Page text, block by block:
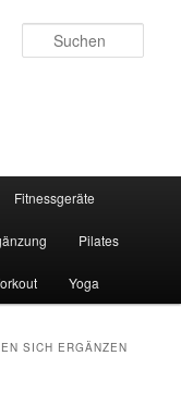
Fitnessgeräte
Pilates
Yoga
SICH ERGÄNZEN